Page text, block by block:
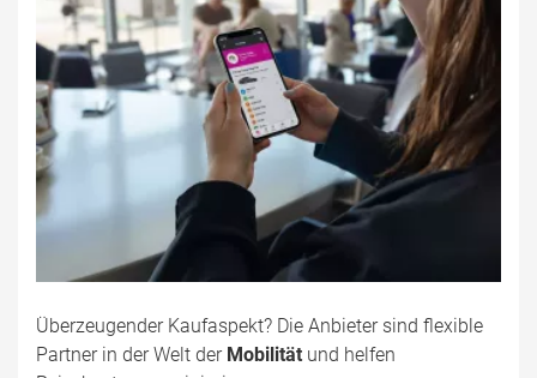
Überzeugender Kaufaspekt? Die Anbieter sind flexible
Partner in der Welt der Mobilität und helfen